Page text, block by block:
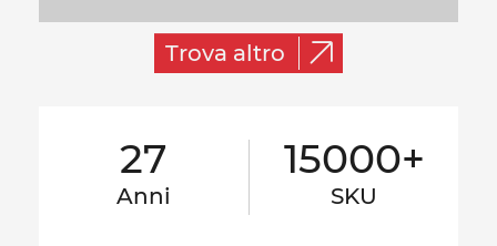
27
Anni
15000+
SKU
Trova altro